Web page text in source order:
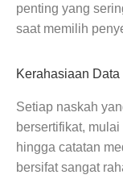
penting yang
saat memilih
Kerahasiaan
Setiap naskah
bersertifikat,
hingga catatan
bersifat sangat